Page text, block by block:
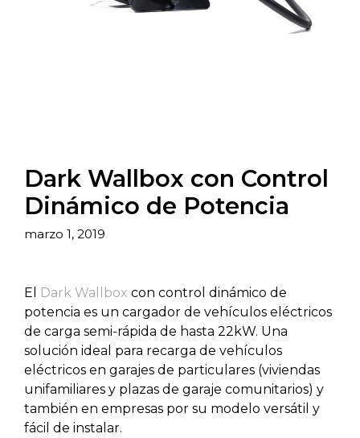
Dark Wallbox con Control
Dinámico de Potencia
marzo 1, 2019
El Dark Wallbox con control dinámico de
potencia es un cargador de vehículos eléctricos
de carga semi-rápida de hasta 22kW. Una
solución ideal para recarga de vehículos
eléctricos en garajes de particulares (viviendas
unifamiliares y plazas de garaje comunitarios) y
también en empresas por su modelo versátil y
fácil de instalar.